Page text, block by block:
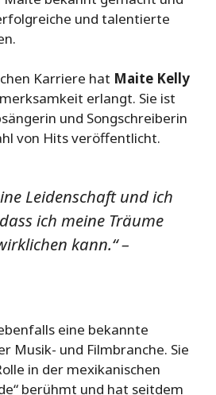
und talentierte
Karriere hat Maite Kelly
erlangt. Sie ist
und Songschreiberin
von Hits veröffentlicht.
Leidenschaft und ich
ich meine Träume
kann.“ –
eine bekannte
Musik- und Filmbranche. Sie
in der mexikanischen
berühmt und hat seitdem